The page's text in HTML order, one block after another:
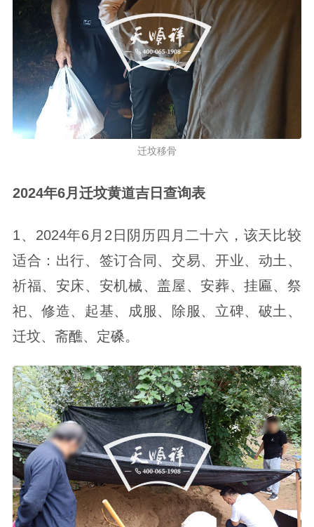
迁坟移骨
2024年6月迁坟黄道吉日查询表
1、2024年6月2日阴历四月二十六，该天比较
适合：出行、签订合同、交易、开业、动土、
祈福、安床、安机械、盖屋、安葬、挂匾、祭
祀、修造、起基、成服、除服、立碑、破土、
迁坟、斋醮、定磉。